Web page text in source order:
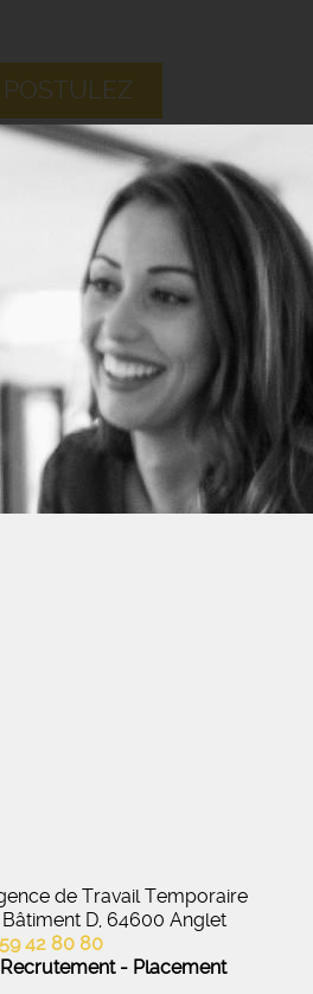
POSTULEZ
de Travail Temporaire
D, 64600 Anglet
42 80 80
- Placement